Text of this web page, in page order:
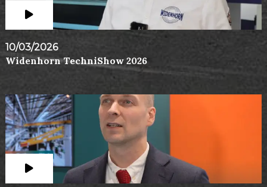
10/03/2026
Widenhorn TechniShow 2026